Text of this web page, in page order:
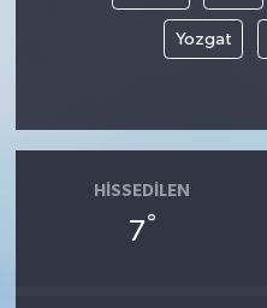
Yozgat
HISSEDILEN
7°